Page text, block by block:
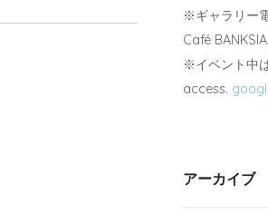
※ギャラリー
Café
※イベント中
access.
アーカイブ